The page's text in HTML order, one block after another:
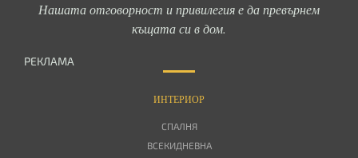
Нашата отговорност и привилегия е да превърнем
къщата си в дом.
РЕКЛАМА
ИНТЕРИОР
СПАЛНЯ
ВСЕКИДНЕВНА